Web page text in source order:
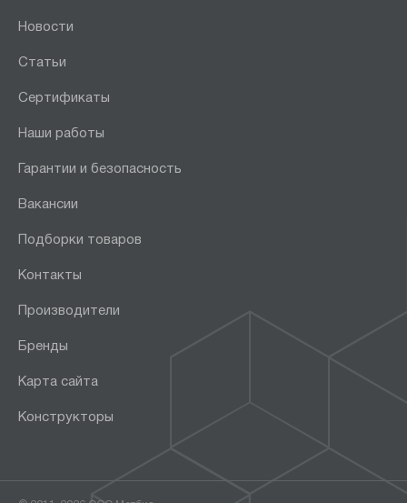
Новости
Статьи
Сертификаты
Наши работы
Гарантии и безопасность
Вакансии
Подборки товаров
Контакты
Производители
Бренды
Карта сайта
Конструкторы